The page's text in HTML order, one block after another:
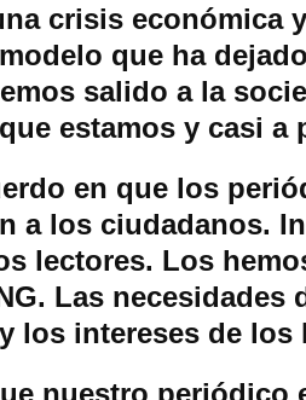
crisis económica
que ha
salido a la
estamos y casi a
en que los
a los ciudadanos.
lectores. Los
Las necesidades
los intereses de los
nuestro periódico